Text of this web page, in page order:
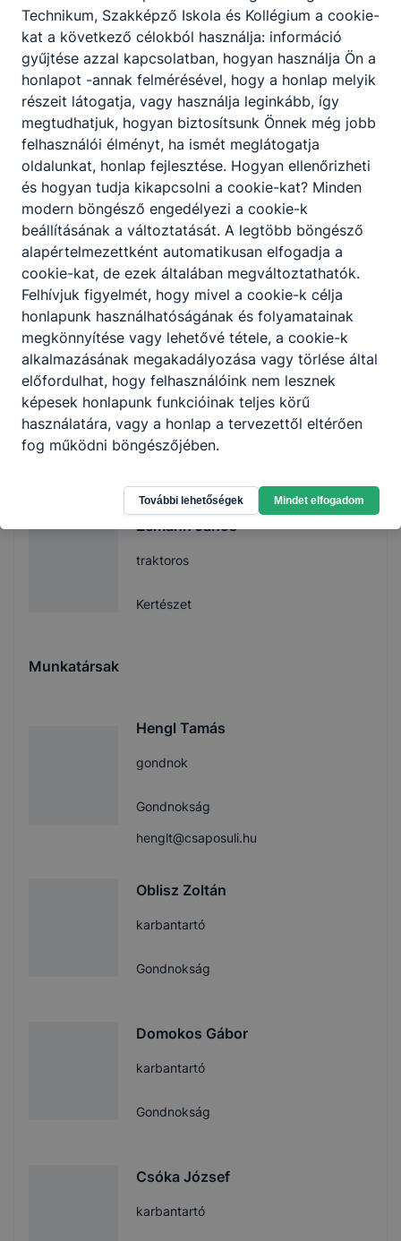
Kertészet
Szikora József
kertész
Kertészet
Nyári Bence
állatgondozó
Tanüzem
Nyári Márk
állatgondozó
Zemánn János
traktoros
Kertészet
Munkatársak
Hengl Tamás
gondnok
Gondnokság
henglt@csaposuli.hu
Oblisz Zoltán
karbantartó
Gondnokság
Domokos Gábor
karbantartó
Gondnokság
Csóka József
karbantartó
Technikum, Szakképző Iskola és Kollégium a cookie-
kat a következő célokból használja: információ
gyűjtése azzal kapcsolatban, hogyan használja Ön a
honlapot -annak felmérésével, hogy a honlap melyik
részeit látogatja, vagy használja leginkább, így
megtudhatjuk, hogyan biztosítsunk Önnek még jobb
felhasználói élményt, ha ismét meglátogatja
oldalunkat, honlap fejlesztése. Hogyan ellenőrizheti
és hogyan tudja kikapcsolni a cookie-kat? Minden
modern böngésző engedélyezi a cookie-k
beállításának a változtatását. A legtöbb böngésző
alapértelmezettként automatikusan elfogadja a
cookie-kat, de ezek általában megváltoztathatók.
Felhívjuk figyelmét, hogy mivel a cookie-k célja
honlapunk használhatóságának és folyamatainak
megkönnyítése vagy lehetővé tétele, a cookie-k
alkalmazásának megakadályozása vagy törlése által
előfordulhat, hogy felhasználóink nem lesznek
képesek honlapunk funkcióinak teljes körű
használatára, vagy a honlap a tervezettől eltérően
fog működni böngészőjében.
További lehetőségek Mindet elfogadom